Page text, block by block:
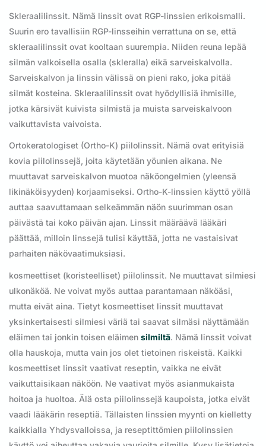
Skleraalilinssit. Nämä linssit ovat RGP-linssien erikoismalli.
Suurin ero tavallisiin RGP-linsseihin verrattuna on se, että
skleraalilinssit ovat kooltaan suurempia. Niiden reuna lepää
silmän valkoisella osalla (skleralla) eikä sarveiskalvolla.
Sarveiskalvon ja linssin välissä on pieni rako, joka pitää
silmät kosteina. Skleraalilinssit ovat hyödyllisiä ihmisille,
jotka kärsivät kuivista silmistä ja muista sarveiskalvoon
vaikuttavista vaivoista.
Ortokeratologiset (Ortho-K) piilolinssit. Nämä ovat erityisiä
kovia piilolinssejä, joita käytetään yöunien aikana. Ne
muuttavat sarveiskalvon muotoa näköongelmien (yleensä
likinäköisyyden) korjaamiseksi. Ortho-K-linssien käyttö yöllä
auttaa saavuttamaan selkeämmän näön suurimman osan
päivästä tai koko päivän ajan. Linssit määräävä lääkäri
päättää, milloin linssejä tulisi käyttää, jotta ne vastaisivat
parhaiten näkövaatimuksiasi.
kosmeettiset (koristeelliset) piilolinssit. Ne muuttavat silmiesi
ulkonäköä. Ne voivat myös auttaa parantamaan näköäsi,
mutta eivät aina. Tietyt kosmeettiset linssit muuttavat
yksinkertaisesti silmiesi väriä tai saavat silmäsi näyttämään
eläimen tai jonkin toisen eläimen silmiltä. Nämä linssit voivat
olla hauskoja, mutta vain jos olet tietoinen riskeistä. Kaikki
kosmeettiset linssit vaativat reseptin, vaikka ne eivät
vaikuttaisikaan näköön. Ne vaativat myös asianmukaista
hoitoa ja huoltoa. Älä osta piilolinssejä kaupoista, jotka eivät
vaadi lääkärin reseptiä. Tällaisten linssien myynti on kielletty
kaikkialla Yhdysvalloissa, ja reseptittömien piilolinssien